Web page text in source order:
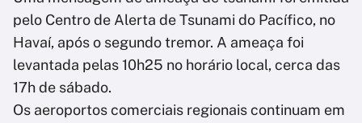
pelo Centro de Alerta de Tsunami do Pacífico, no
Havaí, após o segundo tremor. A ameaça foi
levantada pelas 10h25 no horário local, cerca das
17h de sábado.
Os aeroportos comerciais regionais continuam em